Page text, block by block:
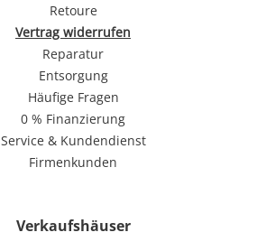
Retoure
Vertrag widerrufen
Reparatur
Entsorgung
Häufige Fragen
0 % Finanzierung
Service & Kundendienst
Firmenkunden
Verkaufshäuser